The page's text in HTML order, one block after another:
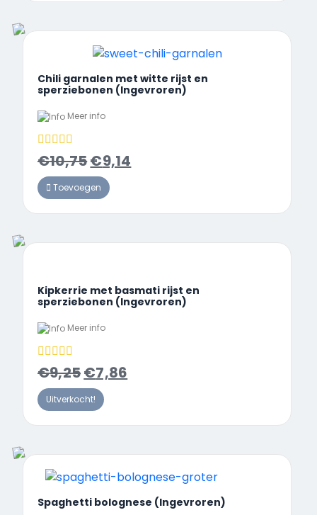
Chili garnalen met witte rijst en
sperziebonen (Ingevroren)
Meer info
€10,75€9,14
Toevoegen
Kipkerrie met basmati rijst en
sperziebonen (Ingevroren)
Meer info
€9,25€7,86
Uitverkocht!
Spaghetti bolognese (Ingevroren)